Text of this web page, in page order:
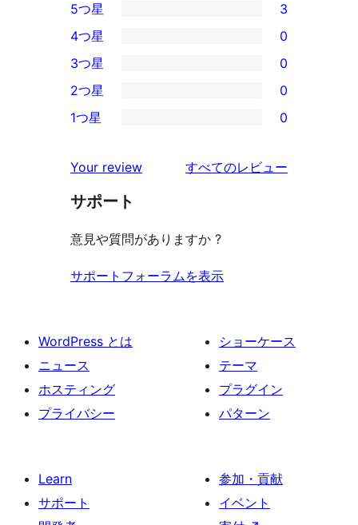
3
5-
星
レ
ビ
ー
5つ星 3
4-
星
レ
ュ
ー
4つ星 0
0
3-
星
ビ
ュ
3つ星 0
2-
レ
ビ
ー
2つ星 0
星
レ
ュ
ー
1つ星 0
Your review すべてのレビュー
サポート
意見や質問がありますか ?
サポートフォーラムを表示
WordPress とは
ニュース
ホスティング
プライバシー
ショーケース
テーマ
プラグイン
パターン
Learn
サポート
参加・貢献
イベント